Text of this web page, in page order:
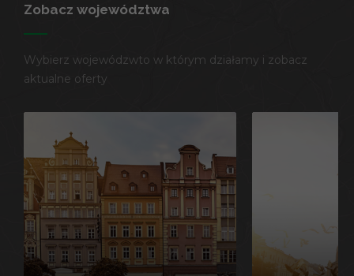
Zobacz województwa
Wybierz wojewódzwto w którym działamy i zobacz
aktualne oferty